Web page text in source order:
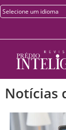
Notícias